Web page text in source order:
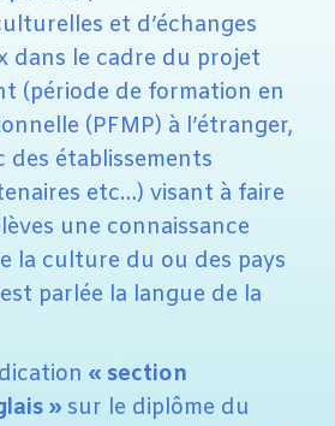
et d’échanges
dans le cadre du projet
(période de formation en
(PFMP) à l’étranger,
des établissements
etc…) visant à faire
une connaissance
la culture du ou des pays
parlée la langue de la
« section
» sur le diplôme du